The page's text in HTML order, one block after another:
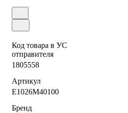
Код товара в УС
отправителя
1805558
Артикул
E1026M40100
Бренд